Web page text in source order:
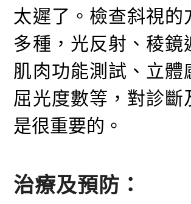
太遲了。檢查斜視的
多種，光反射、稜鏡
肌肉功能測試、立體
屈光度數等，對診斷
是很重要的。
治療及預防：